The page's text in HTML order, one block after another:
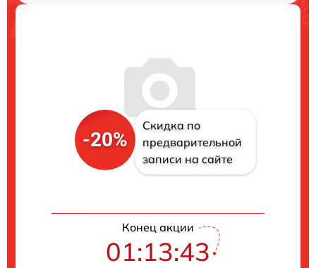
-20%
Скидка по
предварительной
записи на сайте
Конец акции
01:13:42